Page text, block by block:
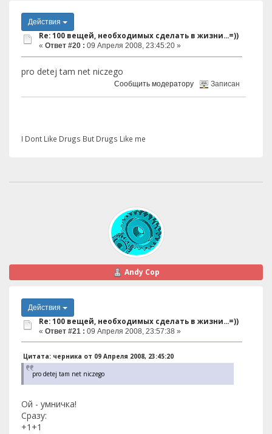
Действия
Re: 100 вещей, необходимых сделать в жизни...=))
« Ответ #20 : 09 Апреля 2008, 23:45:20 »
pro detej tam net niczego
Сообщить модератору Записан
I Dont Like Drugs But Drugs Like me
Andy Cop
Действия
Re: 100 вещей, необходимых сделать в жизни...=))
« Ответ #21 : 09 Апреля 2008, 23:57:38 »
Цитата: черника от 09 Апреля 2008, 23:45:20
pro detej tam net niczego
Ой - умничка!
Сразу:
+1+1